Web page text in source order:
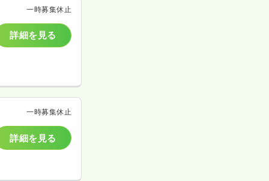
一時募集休止
詳細を見る
一時募集休止
詳細を見る